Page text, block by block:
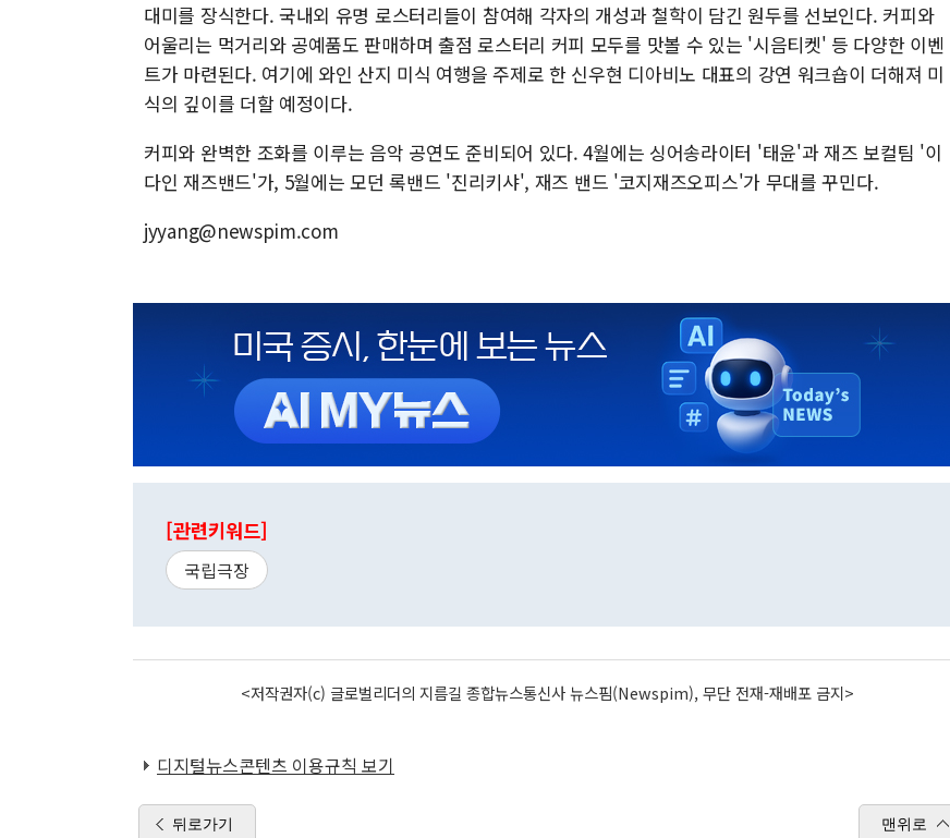
대미를 장식한다. 국내외 유명 로스터리들이 참여해 각자의 개성과 철학이 담긴 원두를 선보인다. 커피와
어울리는 먹거리와 공예품도 판매하며 출점 로스터리 커피 모두를 맛볼 수 있는 '시음티켓' 등 다양한 이벤
트가 마련된다. 여기에 와인 산지 미식 여행을 주제로 한 신우현 디아비노 대표의 강연 워크숍이 더해져 미
식의 깊이를 더할 예정이다.
커피와 완벽한 조화를 이루는 음악 공연도 준비되어 있다. 4월에는 싱어송라이터 '태윤'과 재즈 보컬팀 '이
다인 재즈밴드'가, 5월에는 모던 록밴드 '진리키샤', 재즈 밴드 '코지재즈오피스'가 무대를 꾸민다.
jyyang@newspim.com
[관련키워드]
국립극장
<저작권자(c) 글로벌리더의 지름길 종합뉴스통신사 뉴스핌(Newspim), 무단 전재-재배포 금지>
디지털뉴스콘텐츠 이용규칙 보기
뒤로가기 맨위로